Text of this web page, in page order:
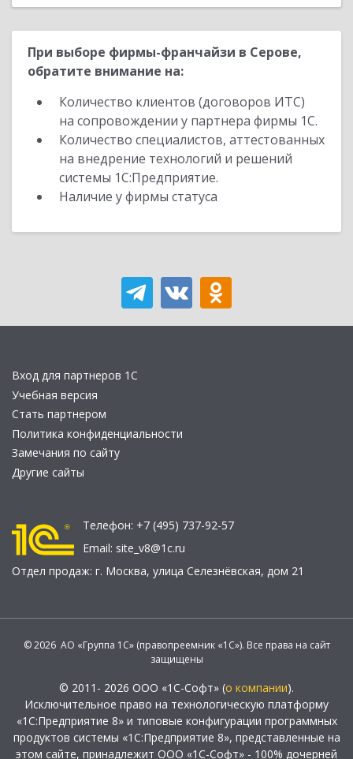
При выборе фирмы-франчайзи в Серове,
обратите внимание на:
Количество клиентов (договоров ИТС)
на сопровождении у партнера фирмы 1С.
Количество специалистов, аттестованных
на внедрение технологий и решений
системы 1С:Предприятие.
Наличие у фирмы статуса
Вход для партнеров 1С
Учебная версия
Стать партнером
Политика конфиденциальности
Замечания по сайту
Другие сайты
Телефон: +7 (495) 737-92-57
Email: site_v8@1c.ru
Отдел продаж: г. Москва, улица Селезнёвская, дом 21
© 2026 АО «Группа 1С» (правопреемник «1С»). Все права на сайт
защищены
© 2011- 2026 ООО «1С-Софт» (о компании).
Исключительное право на технологическую платформу
«1С:Предприятие 8» и типовые конфигурации программных
продуктов системы «1С:Предприятие 8», представленные на
этом сайте, принадлежит ООО «1С-Софт» - 100% дочерней